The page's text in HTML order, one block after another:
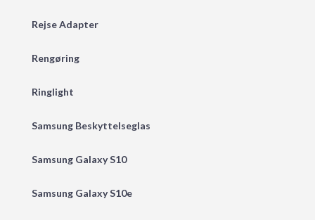
Rejse Adapter
Rengøring
Ringlight
Samsung Beskyttelseglas
Samsung Galaxy S10
Samsung Galaxy S10e